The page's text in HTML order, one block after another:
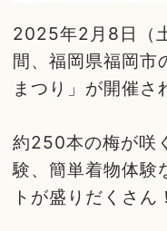
2025年2月8日（
間、福岡県福岡市
まつり」が開催さ
約250本の梅が咲
験、簡単着物体験
トが盛りだくさん！